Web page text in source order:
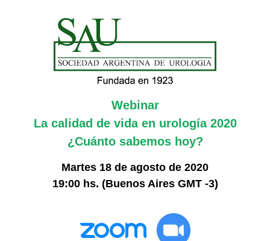
Webinar
La calidad de vida en urología 2020
¿Cuánto sabemos hoy?
Martes 18 de agosto de 2020
19:00 hs. (Buenos Aires GMT -3)